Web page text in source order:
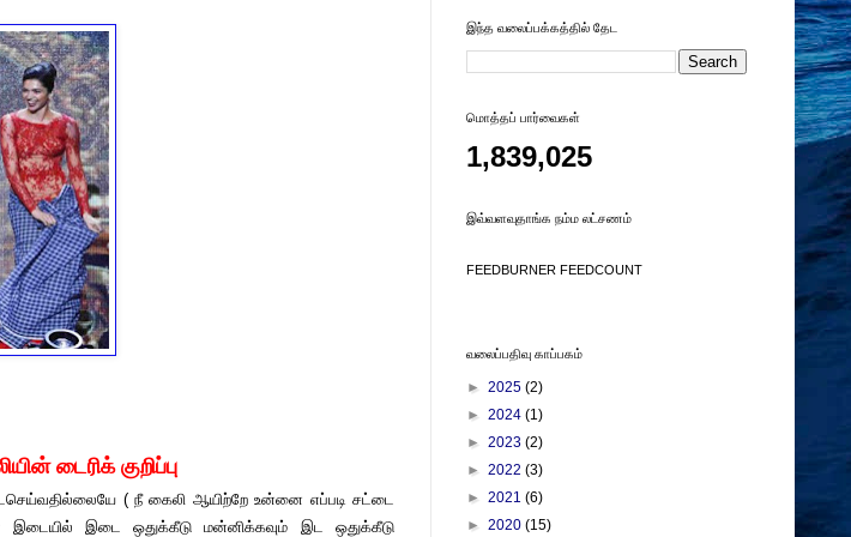
டைரிக் குறிப்பு
( நீ கைலி ஆயிற்றே உன்னை எப்படி சட்டை
இடை ஒதுக்கீடு மன்னிக்கவும் இட ஒதுக்கீடு
இந்த வலைப்பக்கத்தில் தேட
மொத்தப் பார்வைகள்
1,839,025
இவ்வளவுதாங்க நம்ம லட்சணம்
FEEDBURNER FEEDCOUNT
வலைப்பதிவு காப்பகம்
► 2025 (2)
► 2024 (1)
► 2023 (2)
► 2022 (3)
► 2021 (6)
► 2020 (15)